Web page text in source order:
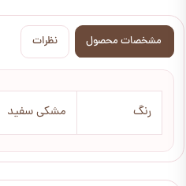
مشخصات محصول نظرات
رنگ مشکی سفید